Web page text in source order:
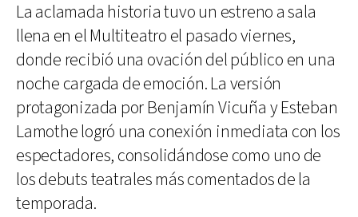
La aclamada historia tuvo un estreno a sala
llena en el Multiteatro el pasado viernes,
donde recibió una ovación del público en una
noche cargada de emoción. La versión
protagonizada por Benjamín Vicuña y Esteban
Lamothe logró una conexión inmediata con los
espectadores, consolidándose como uno de
los debuts teatrales más comentados de la
temporada.